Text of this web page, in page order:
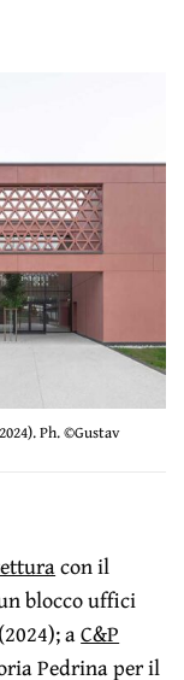
Ph. ©Gustav
con il
blocco uffici
aC&P
Pedrina per il